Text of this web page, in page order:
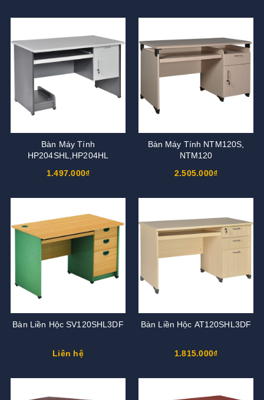
Bàn Máy Tính
HP204SHL,HP204HL
1.497.000₫
Bàn Máy Tính NTM120S,
NTM120
2.505.000₫
Bàn Liền Hộc SV120SHL3DF
Liên hệ
Bàn Liền Hộc AT120SHL3DF
1.815.000₫